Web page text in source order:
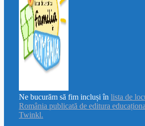
Ne bucurăm să fim incluși în lista de
România publicată de editura
Twinkl.